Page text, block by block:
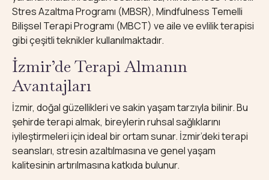
Stres Azaltma Programı (MBSR), Mindfulness Temelli
Bilişsel Terapi Programı (MBCT) ve aile ve evlilik terapisi
gibi çeşitli teknikler kullanılmaktadır.
İzmir’de Terapi Almanın
Avantajları
İzmir, doğal güzellikleri ve sakin yaşam tarzıyla bilinir. Bu
şehirde terapi almak, bireylerin ruhsal sağlıklarını
iyileştirmeleri için ideal bir ortam sunar. İzmir’deki terapi
seansları, stresin azaltılmasına ve genel yaşam
kalitesinin artırılmasına katkıda bulunur.